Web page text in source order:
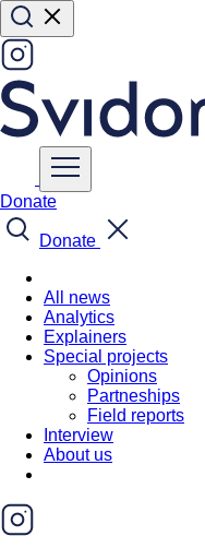
Donate
Donate
All news
Analytics
Explainers
Special projects
Opinions
Partneships
Field reports
Interview
About us